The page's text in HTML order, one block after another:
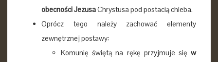
obecności JezusaChrystusa pod postacią chleba.
Oprócz tego należy zachować elementy
zewnętrznej postawy:
Komunię świętą na rękę przyjmuje się w